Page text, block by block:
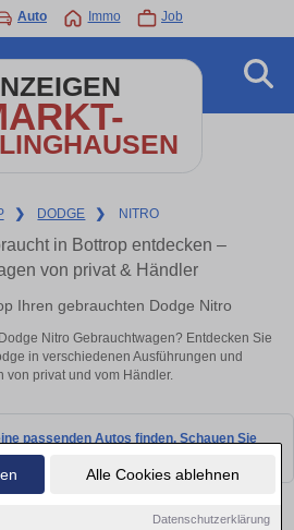
Alle Cookies ablehnen
Datenschutzerklärung
Auto Immo Job
❯ DODGE ❯ NITRO
in Bottrop entdecken –
von privat & Händler
Ihren gebrauchten Dodge Nitro
Nitro Gebrauchtwagen? Entdecken Sie
in verschiedenen Ausführungen und
von privat und vom Händler.
passenden Autos finden. Schauen Sie